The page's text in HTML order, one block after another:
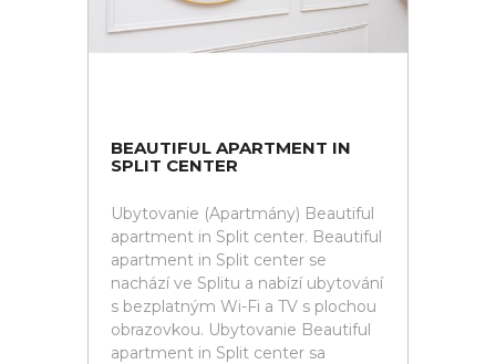
BEAUTIFUL APARTMENT IN
SPLIT CENTER
Ubytovanie (Apartmány) Beautiful
apartment in Split center. Beautiful
apartment in Split center se
nachází ve Splitu a nabízí ubytování
s bezplatným Wi-Fi a TV s plochou
obrazovkou. Ubytovanie Beautiful
apartment in Split center sa